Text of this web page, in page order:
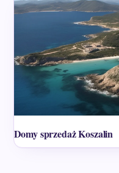
Domy sprzedaż Koszalin